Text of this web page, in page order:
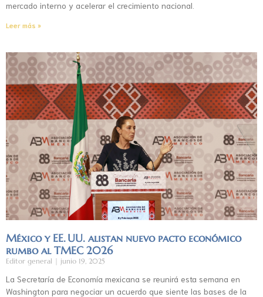
mercado interno y acelerar el crecimiento nacional.
Leer más »
México y EE. UU. alistan nuevo pacto económico
rumbo al TMEC 2026
Editor general junio 19, 2025
La Secretaría de Economía mexicana se reunirá esta semana en
Washington para negociar un acuerdo que siente las bases de la